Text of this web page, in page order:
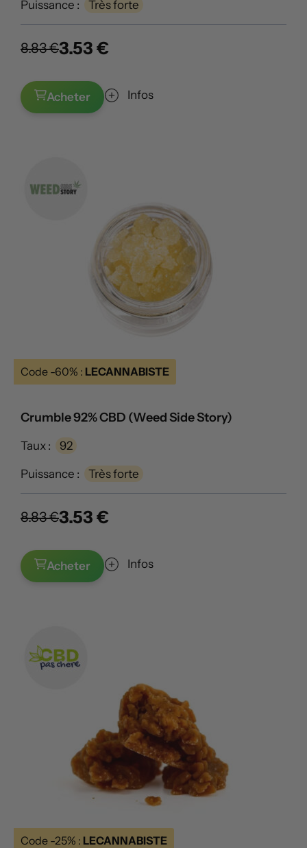
Puissance : Très forte
8.83 €3.53 €
Acheter Infos
Code -60% : LECANNABISTE
Crumble 92% CBD (Weed Side Story)
Taux : 92
Puissance : Très forte
8.83 €3.53 €
Acheter Infos
Code -25% : LECANNABISTE